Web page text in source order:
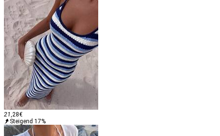
21 ,28€
Steigend 17%